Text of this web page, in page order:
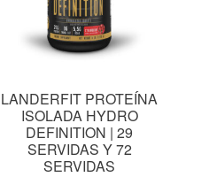
LANDERFIT PROTEÍNA
ISOLADA HYDRO
DEFINITION | 29
SERVIDAS Y 72
SERVIDAS